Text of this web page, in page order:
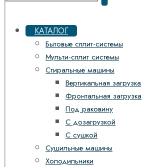
КАТАЛОГ
Бытовые сплит-системы
Мульти-сплит системы
Стиральные машины
Вертикальная загрузка
Фронтальная загрузка
Под раковину
С дозагрузкой
С сушкой
Сушильные машины
Холодильники